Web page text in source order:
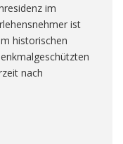
im
ist
historischen
nach